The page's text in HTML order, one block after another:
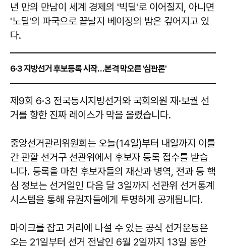
년 만의 만남이 세계 경제의 '빅딜'로 이어질지, 아니면
'노딜'의 파국으로 끝날지 베이징의 밤은 깊어지고 있
다.
6·3 지방선거 후보등록 시작…본격 막오른 '심판론'
제9회 6·3 전국동시지방선거와 국회의원 재·보궐 선
거를 향한 진짜 레이스가 막을 올렸습니다.
중앙선거관리위원회는 오늘(14일)부터 내일까지 이틀
간 관할 선거구 선관위에서 후보자 등록 접수를 받습
니다. 등록을 마친 후보자들의 재산과 병역, 전과 등 핵
심 정보는 선거일인 다음 달 3일까지 선관위 선거통계
시스템을 통해 유권자들에게 투명하게 공개됩니다.
마이크를 잡고 거리에 나설 수 있는 공식 선거운동은
오는 21일부터 선거 전날인 6월 2일까지 13일 동안